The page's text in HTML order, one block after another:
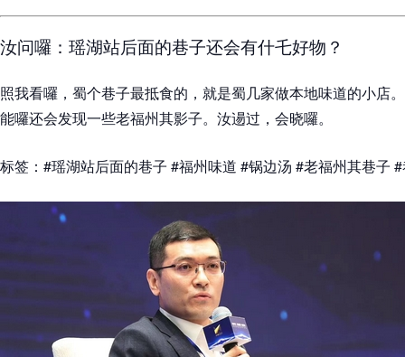
汝问囉：瑶湖站后面的巷子还会有什乇好物？
照我看囉，蜀个巷子最抵食的，就是蜀几家做本地味道的小店
能囉还会发现一些老福州其影子。汝逿过，会晓囉。
标签：#瑶湖站后面的巷子 #福州味道 #锅边汤 #老福州其巷子